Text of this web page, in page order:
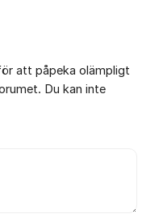
att påpeka olämpligt
Du kan inte